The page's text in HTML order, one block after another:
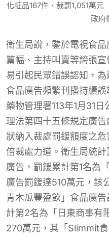
化粧品167件、裁罰1,051萬
政府
衛生局說，鑒於電視食
篇幅、主持叫賣等誇張
易引起民眾錯誤認知，
食品廣告頻繁刊播持續
藥物管理署113年1月31
理法第四十五條規定廣
狀納入裁處罰鍰額度之
倍裁處力道。衛生局統
廣告，罰鍰累計第1名為
廣告罰鍰達510萬元，該
青木瓜豐盈飲」食品廣
計第2名為「日東商事有
270萬元，其「Slimmit